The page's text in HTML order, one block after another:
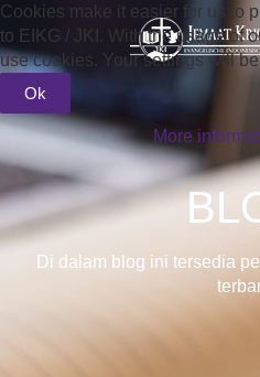
Di dalam blog ini tersedia
Cookies make it easier for us to
to EIKG / JKI. With the usage of
use cookies. Your settings will
Ok
More